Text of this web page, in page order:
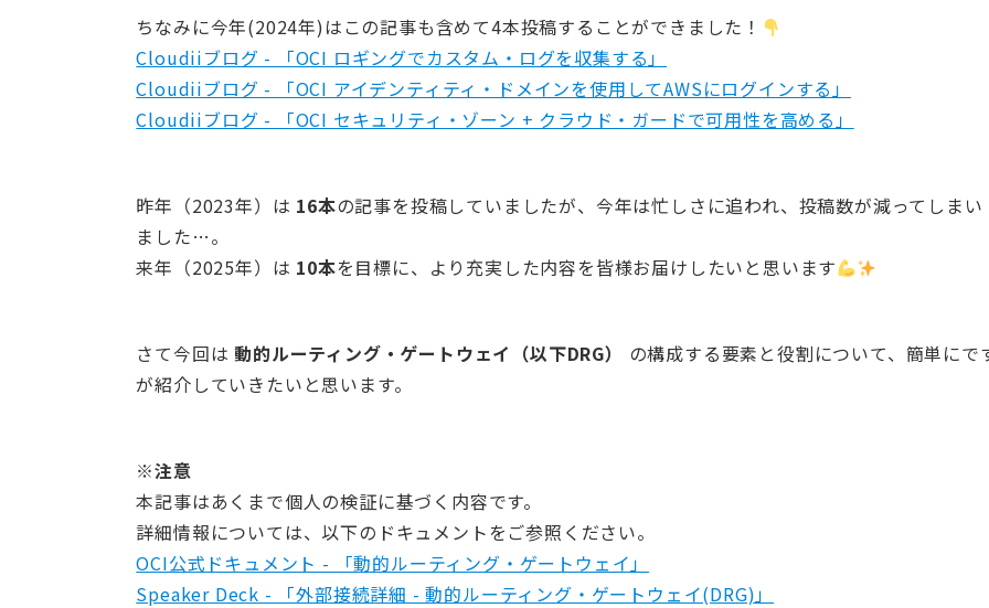
ちなみに今年(2024年)はこの記事も含めて4本投稿することができました！
Cloudiiブログ - 「OCI ロギングでカスタム・ログを収集する」
Cloudiiブログ - 「OCI アイデンティティ・ドメインを使用してAWSにログインする」
Cloudiiブログ - 「OCI セキュリティ・ゾーン + クラウド・ガードで可用性を高める」
昨年（2023年）は 16本の記事を投稿していましたが、今年は忙しさに追われ、投稿数が減ってしまい
ました…。
来年（2025年）は 10本を目標に、より充実した内容を皆様お届けしたいと思います
さて今回は動的ルーティング・ゲートウェイ（以下DRG）
の構成する要素と役割について、簡単にで
が紹介していきたいと思います。
※注意
本記事はあくまで個人の検証に基づく内容です。
詳細情報については、以下のドキュメントをご参照ください。
OCI公式ドキュメント - 「動的ルーティング・ゲートウェイ」
Speaker Deck - 「外部接続詳細 - 動的ルーティング・ゲートウェイ(DRG)」